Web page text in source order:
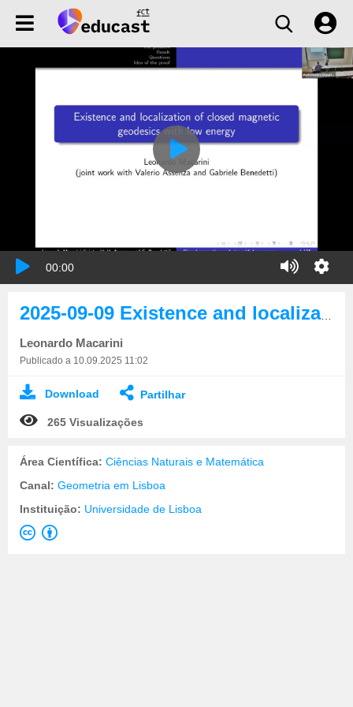
00:00
2025-09-09 Existence and localization of closed magnetic geodesics with low energy
Leonardo Macarini
Publicado a 10.09.2025 11:02
Download Partilhar
265 Visualizações
Área Científica: Ciências Naturais e Matemática
Canal: Geometria em Lisboa
Instituição: Universidade de Lisboa